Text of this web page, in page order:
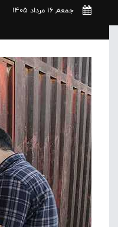
جمعه, 16 مرداد 1405